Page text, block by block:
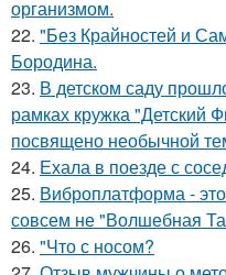
организмом.
22. "Без Крайностей и
Бородина.
23. В детском саду
рамках кружка "Детский
посвящено необычной
24. Ехала в поезде с
25. Виброплатформа -
совсем не "Волшебная
26. "Что с носом?